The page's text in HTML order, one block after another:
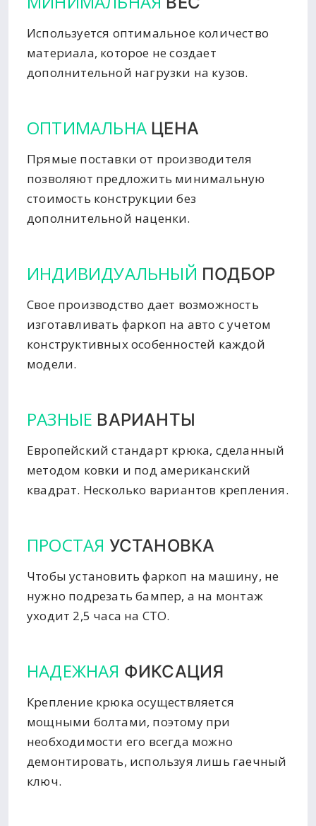
Используется оптимальное количество
материала, которое не создает
дополнительной нагрузки на кузов.
ОПТИМАЛЬНА ЦЕНА
Прямые поставки от производителя
позволяют предложить минимальную
стоимость конструкции без
дополнительной наценки.
ИНДИВИДУАЛЬНЫЙ ПОДБОР
Свое производство дает возможность
изготавливать фаркоп на авто с учетом
конструктивных особенностей каждой
модели.
РАЗНЫЕ ВАРИАНТЫ
Европейский стандарт крюка, сделанный
методом ковки и под американский
квадрат. Несколько вариантов крепления.
ПРОСТАЯ УСТАНОВКА
Чтобы установить фаркоп на машину, не
нужно подрезать бампер, а на монтаж
уходит 2,5 часа на СТО.
НАДЕЖНАЯ ФИКСАЦИЯ
Крепление крюка осуществляется
мощными болтами, поэтому при
необходимости его всегда можно
демонтировать, используя лишь гаечный
ключ.